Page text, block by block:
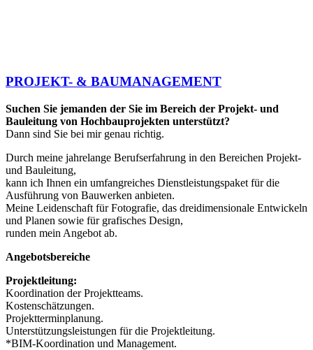
PROJEKT- & BAUMANAGEMENT
Suchen Sie jemanden der Sie im Bereich der Projekt- und
Bauleitung von Hochbauprojekten unterstützt?
Dann sind Sie bei mir genau richtig.
Durch meine jahrelange Berufserfahrung in den Bereichen Projekt-
und Bauleitung,
kann ich Ihnen ein umfangreiches Dienstleistungspaket für die
Ausführung von Bauwerken anbieten.
Meine Leidenschaft für Fotografie, das dreidimensionale Entwickeln
und Planen sowie für grafisches Design,
runden mein Angebot ab.
Angebotsbereiche
Projektleitung:
Koordination der Projektteams.
Kostenschätzungen.
Projektterminplanung.
Unterstützungsleistungen für die Projektleitung.
*BIM-Koordination und Management.